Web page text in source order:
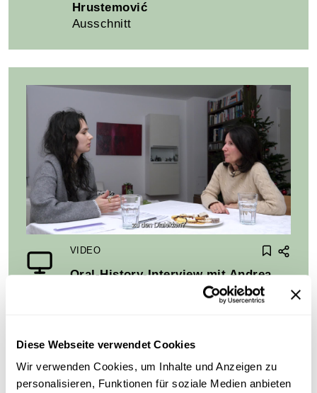
Diese Webseite verwendet Cookies
Wir verwenden Cookies, um Inhalte und Anzeigen zu
personalisieren, Funktionen für soziale Medien anbieten
Hrustemović
Ausschnitt
VIDEO
Oral-History-Interview mit Andrea
HABEN SIE INTERESSE AN WEITEREN INTERVIEWS AUS
DIESER REIHE?